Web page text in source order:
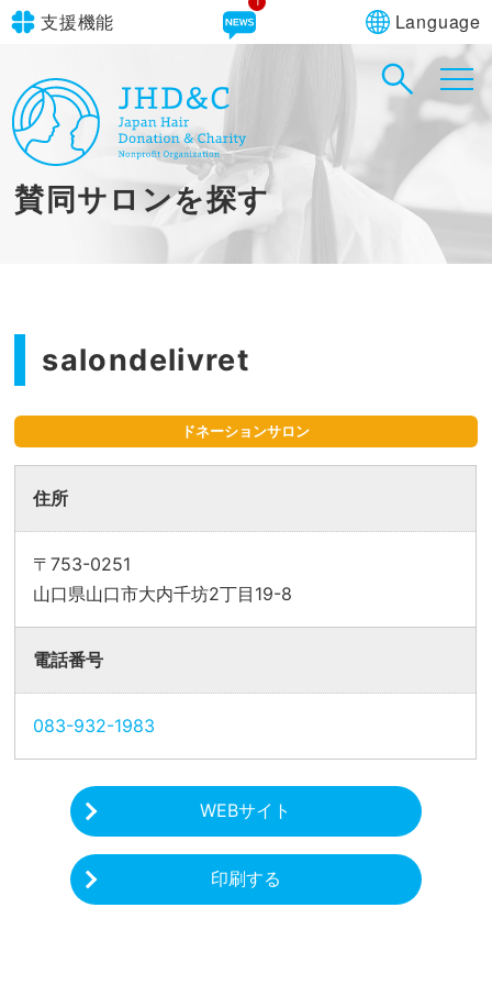
支援機能
文字サイズ 標準
青 黒
やさしいにほんご
1 Language
in simple English
賛同サロンを探す
salondelivret
ドネーションサロン
住所
〒753-0251
山口県山口市大内千坊2丁目19-8
電話番号
083-932-1983
WEBサイト
印刷する